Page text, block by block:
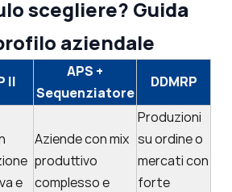
scegliere? Guida
aziendale
II
APS +
Sequenziatore
DDMRP
e
Aziende con mix
produttivo
complesso e
Produzioni
su ordine o
mercati con
forte